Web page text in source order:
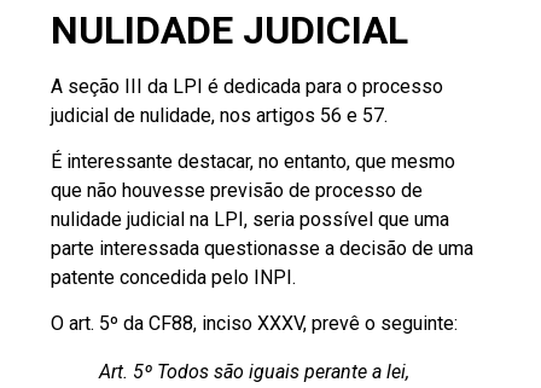
NULIDADE JUDICIAL
A seção III da LPI é dedicada para o processo
judicial de nulidade, nos artigos 56 e 57.
É interessante destacar, no entanto, que mesmo
que não houvesse previsão de processo de
nulidade judicial na LPI, seria possível que uma
parte interessada questionasse a decisão de uma
patente concedida pelo INPI.
O art. 5º da CF88, inciso XXXV, prevê o seguinte:
Art. 5º Todos são iguais perante a lei,